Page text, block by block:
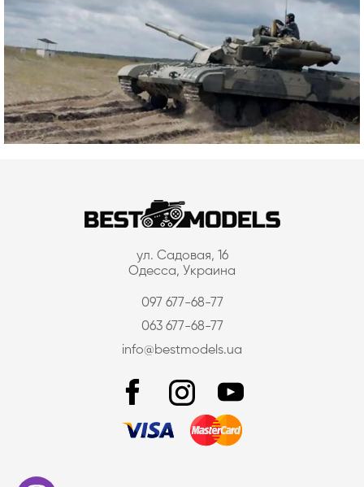
ул. Садовая, 16
Одесса, Украина
097 677-68-77
063 677-68-77
info@bestmodels.ua